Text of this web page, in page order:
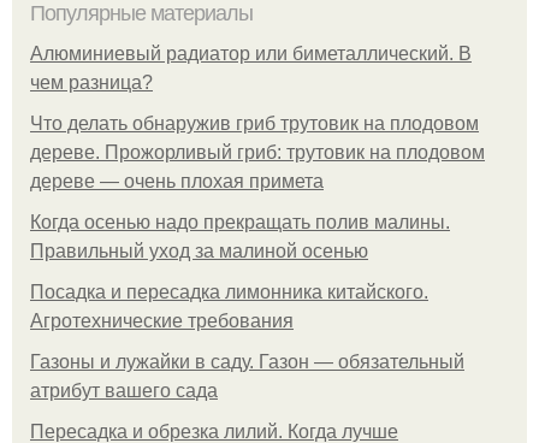
Популярные материалы
Алюминиевый радиатор или биметаллический. В
чем разница?
Что делать обнаружив гриб трутовик на плодовом
дереве. Прожорливый гриб: трутовик на плодовом
дереве — очень плохая примета
Когда осенью надо прекращать полив малины.
Правильный уход за малиной осенью
Посадка и пересадка лимонника китайского.
Агротехнические требования
Газоны и лужайки в саду. Газон — обязательный
атрибут вашего сада
Пересадка и обрезка лилий. Когда лучше